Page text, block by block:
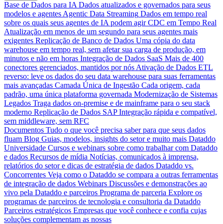
Base de Dados para IA Dados atualizados e governados para seus
modelos e agentes Agentic Data Streaming Dados em tempo real
sobre os quais seus agentes de IA podem agir CDC em Tempo Real
Atualização em menos de um segundo para seus agentes mais
exigentes Replicação de Banco de Dados Uma cópia do data
warehouse em tempo real, sem afetar sua carga de produção, em
minutos e não em horas Integração de Dados SaaS Mais de 400
conectores gerenciados, mantidos por nós Ativação de Dados ETL
reverso: leve os dados do seu data warehouse para suas ferramentas
mais avançadas Camada Única de Ingestão Cada origem, cada
padrão, uma única plataforma governada Modernização de Sistemas
Legados Traga dados on-premise e de mainframe para o seu stack
moderno Replicação de Dados SAP Integração rápida e compatível,
sem middleware, sem RFC
Documentos Tudo o que você precisa saber para que seus dados
fluam Blog Guias, modelos, insights do setor e muito mais Dataddo
Universidade Cursos e webinars sobre como trabalhar com Dataddo
e dados Recursos de mídia Notícias, comunicados à imprensa,
relatórios do setor e dicas de estratégia de dados Dataddo vs.
Concorrentes Veja como o Dataddo se compara a outras ferramentas
de integração de dados Webinars Discussões e demonstrações ao
vivo pela Dataddo e parceiros Programa de parceria Explore os
programas de parceiros de tecnologia e consultoria da Dataddo
Parceiros estratégicos Empresas que você conhece e confia cujas
soluções complementam as nossas